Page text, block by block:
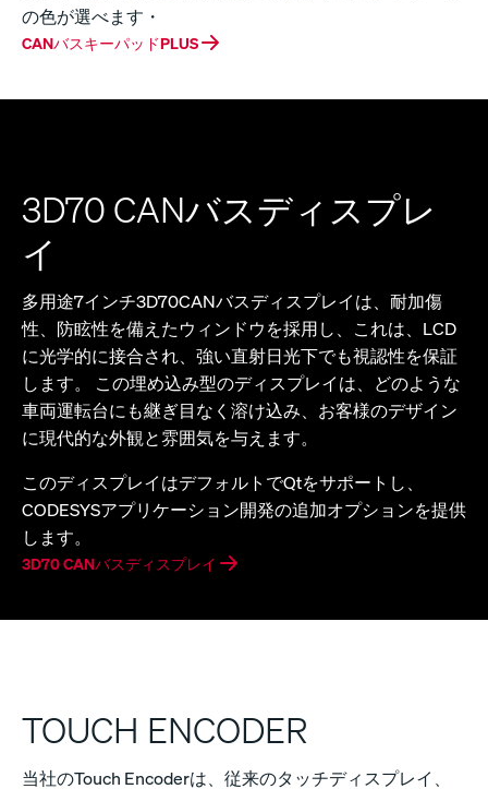
の色が選べます・
CANバスキーパッドPLUS
3D70 CANバスディスプレ
イ
多用途7インチ3D70CANバスディスプレイは、耐加傷
性、防眩性を備えたウィンドウを採用し、これは、LCD
に光学的に接合され、強い直射日光下でも視認性を保証
します。 この埋め込み型のディスプレイは、どのような
車両運転台にも継ぎ目なく溶け込み、お客様のデザイン
に現代的な外観と雰囲気を与えます。
このディスプレイはデフォルトでQtをサポートし、
CODESYSアプリケーション開発の追加オプションを提供
します。
3D70 CANバスディスプレイ
TOUCH ENCODER
当社のTouch Encoderは、従来のタッチディスプレイ、